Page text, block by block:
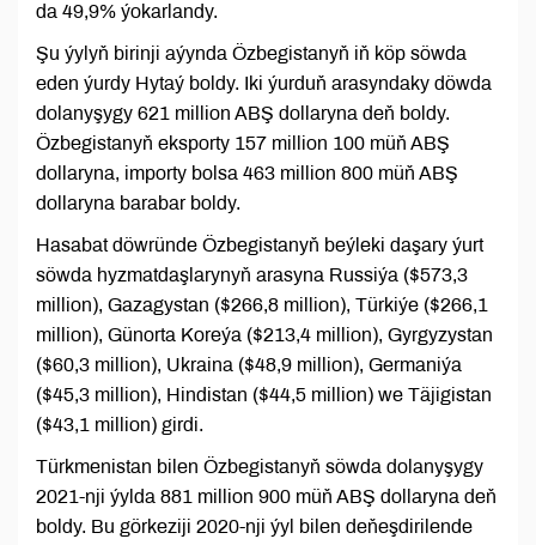
da 49,9% ýokarlandy.
Şu ýylyň birinji aýynda Özbegistanyň iň köp söwda
eden ýurdy Hytaý boldy. Iki ýurduň arasyndaky döwda
dolanyşygy 621 million ABŞ dollaryna deň boldy.
Özbegistanyň eksporty 157 million 100 müň ABŞ
dollaryna, importy bolsa 463 million 800 müň ABŞ
dollaryna barabar boldy.
Hasabat döwründe Özbegistanyň beýleki daşary ýurt
söwda hyzmatdaşlarynyň arasyna Russiýa ($573,3
million), Gazagystan ($266,8 million), Türkiýe ($266,1
million), Günorta Koreýa ($213,4 million), Gyrgyzystan
($60,3 million), Ukraina ($48,9 million), Germaniýa
($45,3 million), Hindistan ($44,5 million) we Täjigistan
($43,1 million) girdi.
Türkmenistan bilen Özbegistanyň söwda dolanyşygy
2021-nji ýylda 881 million 900 müň ABŞ dollaryna deň
boldy. Bu görkeziji 2020-nji ýyl bilen deňeşdirilende